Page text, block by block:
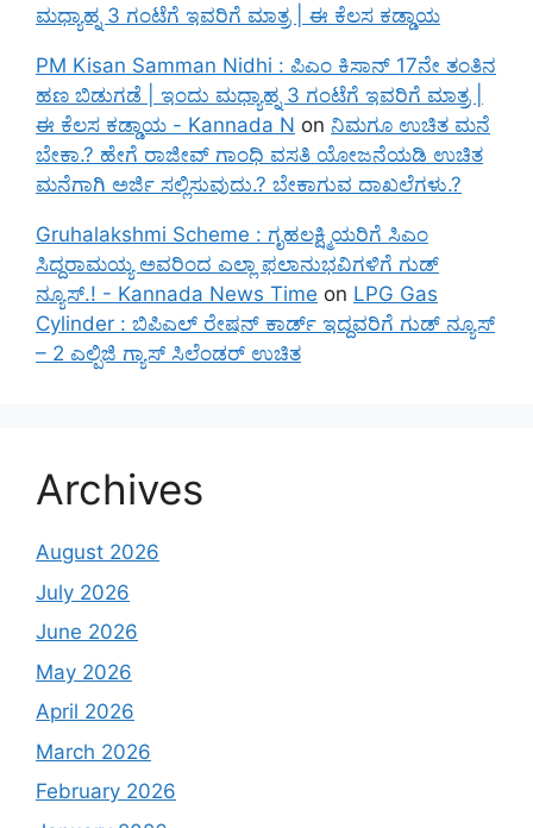
ಮಧ್ಯಾಹ್ನ 3 ಗಂಟೆಗೆ ಇವರಿಗೆ ಮಾತ್ರ | ಈ ಕೆಲಸ ಕಡ್ಡಾಯ
PM Kisan Samman Nidhi : ಪಿಎಂ ಕಿಸಾನ್ 17ನೇ ತಂತಿನ
ಹಣ ಬಿಡುಗಡೆ | ಇಂದು ಮಧ್ಯಾಹ್ನ 3 ಗಂಟೆಗೆ ಇವರಿಗೆ ಮಾತ್ರ |
ಈ ಕೆಲಸ ಕಡ್ಡಾಯ - Kannada N on ನಿಮಗೂ ಉಚಿತ ಮನೆ
ಬೇಕಾ.? ಹೇಗೆ ರಾಜೀವ್ ಗಾಂಧಿ ವಸತಿ ಯೋಜನೆಯಡಿ ಉಚಿತ
ಮನೆಗಾಗಿ ಅರ್ಜಿ ಸಲ್ಲಿಸುವುದು.? ಬೇಕಾಗುವ ದಾಖಲೆಗಳು.?
Gruhalakshmi Scheme : ಗೃಹಲಕ್ಷ್ಮಿಯರಿಗೆ ಸಿಎಂ
ಸಿದ್ದರಾಮಯ್ಯ ಅವರಿಂದ ಎಲ್ಲಾ ಫಲಾನುಭವಿಗಳಿಗೆ ಗುಡ್
ನ್ಯೂಸ್.! - Kannada News Time on LPG Gas
Cylinder : ಬಿಪಿಎಲ್ ರೇಷನ್ ಕಾರ್ಡ್ ಇದ್ದವರಿಗೆ ಗುಡ್ ನ್ಯೂಸ್
– 2 ಎಲ್ಪಿಜಿ ಗ್ಯಾಸ್ ಸಿಲೆಂಡರ್ ಉಚಿತ
Archives
August 2026
July 2026
June 2026
May 2026
April 2026
March 2026
February 2026